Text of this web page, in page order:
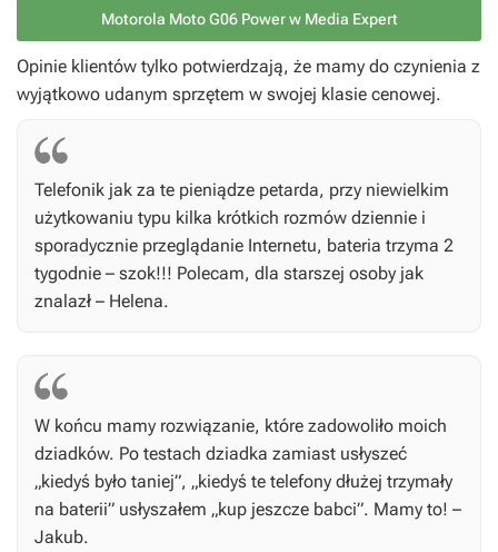
Motorola Moto G06 Power w Media Expert
Opinie klientów tylko potwierdzają, że mamy do czynienia z
wyjątkowo udanym sprzętem w swojej klasie cenowej.
Telefonik jak za te pieniądze petarda, przy niewielkim
użytkowaniu typu kilka krótkich rozmów dziennie i
sporadycznie przeglądanie Internetu, bateria trzyma 2
tygodnie – szok!!! Polecam, dla starszej osoby jak
znalazł – Helena.
W końcu mamy rozwiązanie, które zadowoliło moich
dziadków. Po testach dziadka zamiast usłyszeć
„kiedyś było taniej”, „kiedyś te telefony dłużej trzymały
na baterii” usłyszałem „kup jeszcze babci”. Mamy to! –
Jakub.